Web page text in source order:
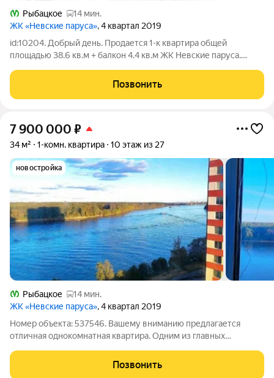
Рыбацкое
14 мин.
ЖК «Невские паруса», 4 квартал 2019
id:10204. Добрый день. Продается 1-к квартира общей
площадью 38.6 кв.м + балкон 4.4 кв.м ЖК Невские паруса.
собственника. Покупали у застройщика по договору ДКП.
Первые владельцы. Прямая продажа.
Позвонить
7 900 000 ₽
34 м² 1-комн. квартира 10 этаж из 27
новостройка
Рыбацкое
14 мин.
ЖК «Невские паруса», 4 квартал 2019
Номер объекта: 537546. Вашему вниманию предлагается
отличная однокомнатная квартира. Одним из главных
Покупатель квартиры по достоинству оценит возможность
круглый год наблюдать красоты нашей Невы
Позвонить